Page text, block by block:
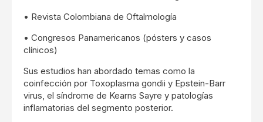
• Revista Colombiana de Oftalmología
• Congresos Panamericanos (pósters y casos
clínicos)
Sus estudios han abordado temas como la
coinfección por Toxoplasma gondii y Epstein-Barr
virus, el síndrome de Kearns Sayre y patologías
inflamatorias del segmento posterior.